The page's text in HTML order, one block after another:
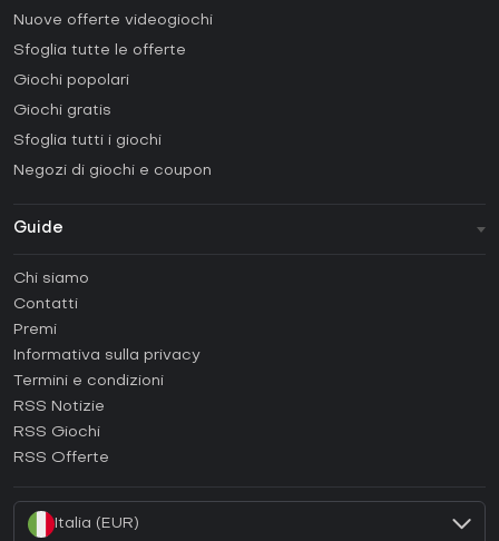
Nuove offerte videogiochi
Sfoglia tutte le offerte
Giochi popolari
Giochi gratis
Sfoglia tutti i giochi
Negozi di giochi e coupon
Guide
Come attivare una Steam CD Key?
Come attivare una Epic Games CD Key?
Come attivare una GOG CD Key?
Come attivare una Ubisoft Connect CD Key?
Chi siamo
Contatti
Premi
Informativa sulla privacy
Termini e condizioni
RSS Notizie
RSS Giochi
RSS Offerte
Italia (EUR)